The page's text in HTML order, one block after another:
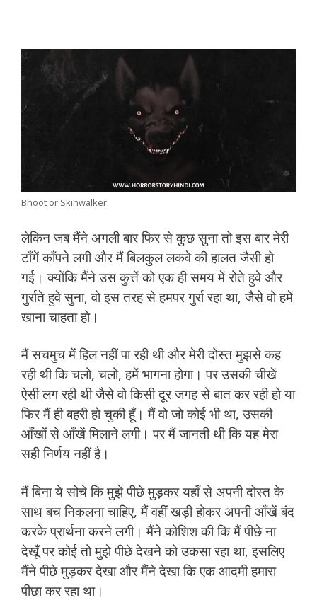
Bhoot or Skinwalker
लेकिन जब मैंने अगली बार फिर से कुछ सुना तो इस बार मेरी
टाँगें काँपने लगी और मैं बिलकुल लकवे की हालत जैसी हो
गई। क्योंकि मैंने उस कुत्तें को एक ही समय में रोते हुवे और
गुर्राते हुवे सुना, वो इस तरह से हमपर गुर्रा रहा था, जैसे वो हमें
खाना चाहता हो।
मैं सचमुच में हिल नहीं पा रही थी और मेरी दोस्त मुझसे कह
रही थी कि चलो, चलो, हमें भागना होगा। पर उसकी चीखें
ऐसी लग रही थी जैसे वो किसी दूर जगह से बात कर रही हो या
फिर मैं ही बहरी हो चुकी हूँ। मैं वो जो कोई भी था, उसकी
आँखों से आँखें मिलाने लगी। पर मैं जानती थी कि यह मेरा
सही निर्णय नहीं है।
मैं बिना ये सोचे कि मुझे पीछे मुड़कर यहाँ से अपनी दोस्त के
साथ बच निकलना चाहिए, मैं वहीं खड़ी होकर अपनी आँखें बंद
करके प्रार्थना करने लगी। मैंने कोशिश की कि मैं पीछे ना
देखूँ पर कोई तो मुझे पीछे देखने को उकसा रहा था, इसलिए
मैंने पीछे मुड़कर देखा और मैंने देखा कि एक आदमी हमारा
पीछा कर रहा था।